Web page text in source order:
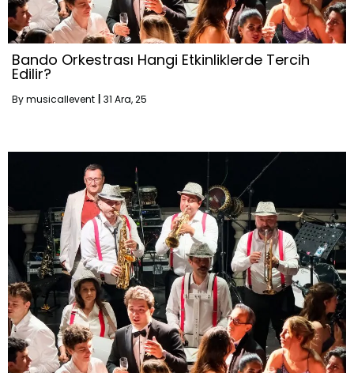
Bando Orkestrası Hangi Etkinliklerde Tercih
Edilir?
Bymusicallevent 31 Ara, 25